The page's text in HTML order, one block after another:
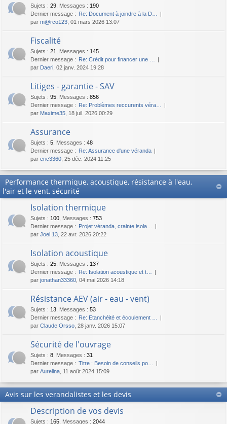
Sujets : 29 Messages : 190
Dernier message : Re: Document à joindre à la D…
par m@rco123 , 01 mars 2026 13:07
Fiscalité
Sujets : 21 Messages : 145
Dernier message : Re: Crédit pour financer une …
par Daeri , 02 janv. 2024 19:28
Litiges - garantie - SAV
Sujets : 95 Messages : 856
Dernier message : Re: Problèmes reccurents véra…
par Maxime35 , 18 juil. 2026 00:29
Assurance
Sujets : 5 Messages : 48
Dernier message : Re: Assurance d'une véranda
par eric3360 , 25 déc. 2024 11:25
Performance thermique, acoustique, résistance à l'eau,
l'air et le vent, sécurité
Isolation thermique
Sujets : 100 Messages : 753
Dernier message : Projet véranda, crainte isola…
par Joel 13 , 22 avr. 2026 20:22
Isolation acoustique
Sujets : 25 Messages : 137
Dernier message : Re: Isolation acoustique et t…
par jonathan33360 , 04 mai 2026 14:18
Résistance AEV (air - eau - vent)
Sujets : 13 Messages : 53
Dernier message : Re: Etanchéité et écoulement …
par Claude Orsso , 28 janv. 2026 15:07
Sécurité de l'ouvrage
Sujets : 8 Messages : 31
Dernier message : Titre : Besoin de conseils po…
par Aurelina , 11 août 2024 15:09
Avis sur les verandalistes et les devis
Description de vos devis
Sujets : 165 Messages : 2044